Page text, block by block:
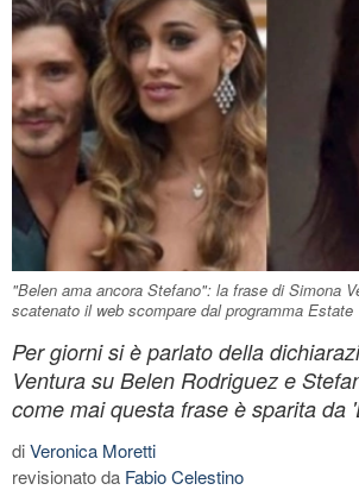
"Belen ama ancora Stefano": la frase di Simona
scatenato il web scompare dal programma Estate
Per giorni si è parlato della
Ventura su Belen Rodriguez e
come mai questa frase è sparita da
diVeronica Moretti
revisionato da Fabio Celestino